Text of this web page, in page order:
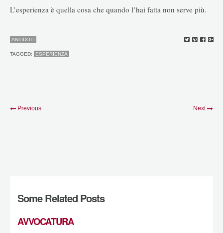
L’esperienza è quella cosa che quando l’hai fatta non serve più.
ANTIDOTI
TAGGED: ESPERIENZA
Previous Next
Some Related Posts
AVVOCATURA